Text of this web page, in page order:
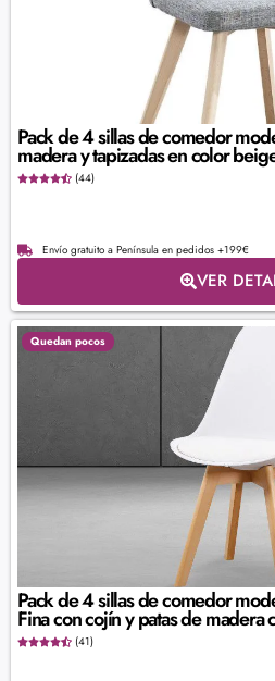
Pack de 4 sillas de comedor
madera y tapizadas en color
(44)
Envío gratuito a Península en pedidos +199€
VER
Quedan pocos
Pack de 4 sillas de comedor
Fina con cojín y patas de madera
(41)